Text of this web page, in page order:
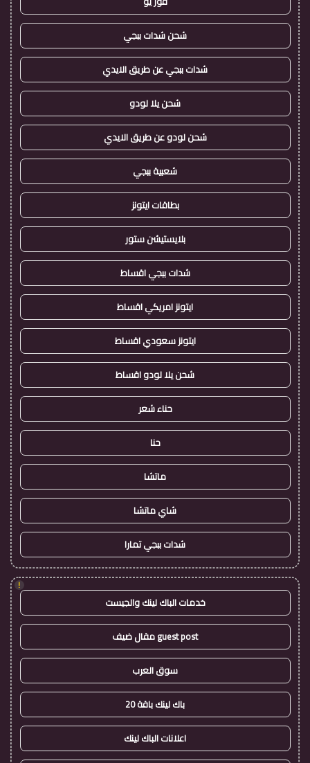
شحن شدات ببجي
شدات ببجي عن طريق الايدي
شحن يلا لودو
شحن لودو عن طريق الايدي
شعبية ببجي
بطاقات ايتونز
بلايستيشن ستور
شدات ببجي اقساط
ايتونز امريكي اقساط
ايتونز سعودي اقساط
شحن يلا لودو اقساط
حناء شعر
حنا
ماتشا
شاي ماتشا
شدات ببجي تمارا
!
خدمات الباك لينك والجيست
guest post مقال ضيف
سوق العرب
باك لينك باقة 20
اعلانات الباك لينك